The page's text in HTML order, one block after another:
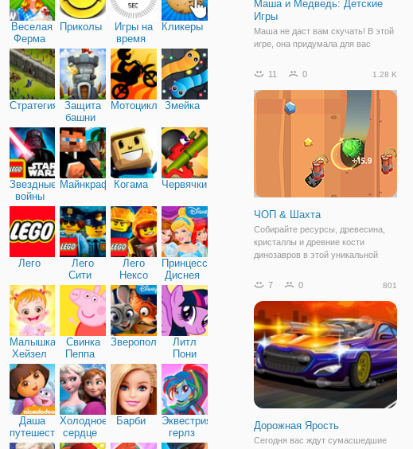
Веселая
Ферма
Приколы
Игры на
время
Кликеры
Стратегия
Защита
башни
МотоциклыЗмейка
Звездные
войны
МайнкрафтКогама Червячки
Лего
Лего
Сити
Лего
Нексо
Найтс
Принцессы
Диснея
Малышка
Хейзел
Свинка
Пеппа
Зверополис
Литл
Пони
Дружба
Даша
путешественница
Холодное
сердце
Барби
Эквестрия
герлз
Маша и Медведь: Детские
Игры
Маша не даст вам скучать! В этой
игре, она придумала для вас
приступить к играм с Машей, тогда
5 игр, которые вы должны пройти,
чтобы доказать родным, чтобы
11 0 1.28 K
ЧОП & Шахта
Собирайте ресурсы, древесина,
кристаллы и древние кости
динозавров в этой уникальной
дровосеки рубят лес, или ходить
ресурсы уходят в подполье и
вырезать путь для
7 0 801
Дорожная Ярость
Сегодня вас ждут сумасшедшие